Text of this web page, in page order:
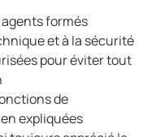
formés
et à la sécurité
pour éviter tout
de
expliquées